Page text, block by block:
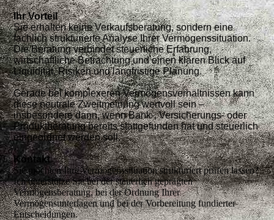
Ihr Vorteil
Sie erhalten keine Verkaufsberatung, sondern eine
fachlich strukturierte Analyse Ihrer Vermögenssituation.
Die Beratung verbindet steuerliche Erfahrung,
wirtschaftliche Betrachtung und einen klaren Blick auf
Liquidität, Risiken und langfristige Planung.
Gerade bei komplexeren Vermögensverhältnissen kann
diese neutrale Zweitmeinung wertvoll sein –
insbesondere dann, wenn Bank-, Versicherungs- oder
Produktberatung bereits stattgefunden hat und steuerlich
eingeordnet werden soll.
Kontakt
Sie möchten Ihre Vermögenssituation strukturiert prüfen lassen?
Ich unterstütze Sie bei der steuerlich geprägten
Vermögensberatung, bei der Ordnung Ihrer
Vermögensunterlagen und bei der Vorbereitung fundierter
Entscheidungen.